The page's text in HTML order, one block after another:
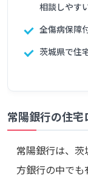
相談しやす
全傷病保障
茨城県で住
常陽銀行の住宅
常陽銀行は、
方銀行の中で